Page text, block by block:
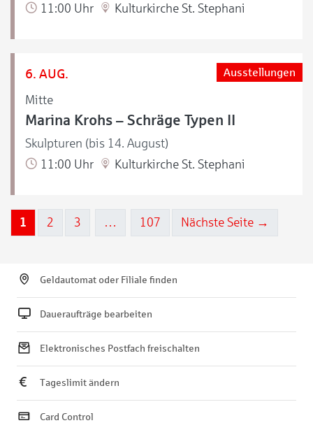
11:00 Uhr
Kulturkirche St. Stephani
6. AUG.
Mitte
Ausstellungen
Marina Krohs – Schräge Typen II
Skulpturen (bis 14. August)
11:00 Uhr
Kulturkirche St. Stephani
1 2 3 … 107 Nächste Seite →
Geldautomat oder Filiale finden
Daueraufträge bearbeiten
Elektronisches Postfach freischalten
Tageslimit ändern
Card Control